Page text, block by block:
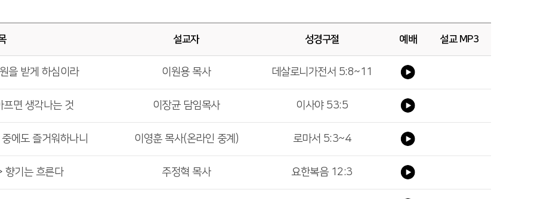
설교자 성경구절 예배 설교 MP3
을 받게 하심이라 이원용 목사 데살로니가전서 5:8~11
면 생각나는 것 이장균 담임목사 이사야 53:5
에도 즐거워하나니 이영훈 목사(온라인 중계) 로마서 5:3~4
향기는 흐른다 주정혁 목사 요한복음 12:3